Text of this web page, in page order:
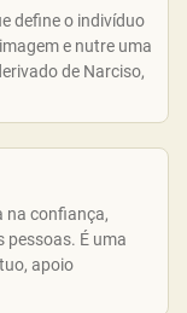
define o indivíduo
e nutre uma
de Narciso,
na confiança,
pessoas. É uma
apoio